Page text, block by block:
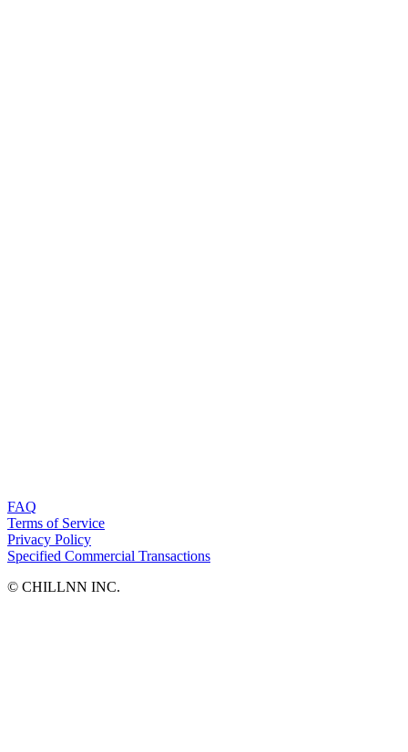
FAQ
Terms of Service
Privacy Policy
Specified Commercial Transactions
©︎ CHILLNN INC.